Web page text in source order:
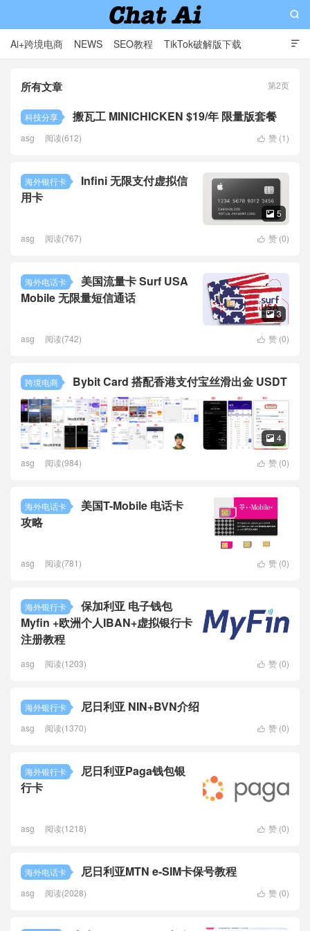
AI赋能出海: 专业外贸独立站与智能解决方案提供商

Ai+跨境电商 NEWS SEO教程 TikTok破解版下载

所有文章 第2页
科技分享 搬瓦工 MINICHICKEN $19/年 限量版套餐
 赞 (1)
asg 阅读(612)
海外银行卡
Infini 无限支付虚拟信
用卡
 5
 赞 (0)
asg 阅读(767)
海外电话卡
美国流量卡 Surf USA
Mobile 无限量短信通话
 3
 赞 (0)
asg 阅读(742)
跨境电商 Bybit Card 搭配香港支付宝丝滑出金 USDT
 4
 赞 (0)
asg 阅读(984)
海外电话卡
美国T-Mobile 电话卡
攻略
 赞 (0)
asg 阅读(781)
海外银行卡
保加利亚 电子钱包
Myfin +欧洲个人IBAN+虚拟银行卡
注册教程
 赞 (0)
asg 阅读(1203)
海外银行卡 尼日利亚 NIN+BVN介绍
 赞 (0)
asg 阅读(1370)
海外银行卡
尼日利亚Paga钱包银
行卡
 赞 (0)
asg 阅读(1218)
海外电话卡 尼日利亚MTN e-SIM卡保号教程
 赞 (0)
asg 阅读(2028)